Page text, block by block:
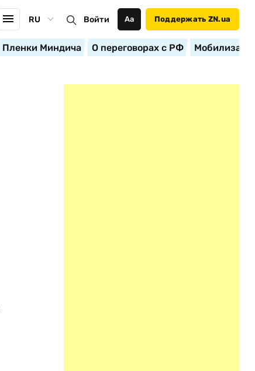
RU Войти Аа Поддержать ZN.ua
Пленки Миндича О переговорах с РФ